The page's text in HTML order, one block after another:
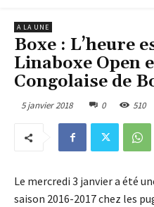
A LA UNE
Boxe : L’heure
Linaboxe Open
Congolaise de
5 janvier 2018 0 510
Le mercredi 3 janvier a été
saison 2016-2017 chez les